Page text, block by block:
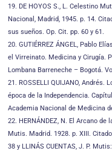
19. DE HOYOS S., L. Celestino
Nacional, Madrid, 1945. p. 14.
sus sueños. Op. Cit. pp. 60 y 61.
20. GUTIÉRREZ ÁNGEL, Pablo
el Virreinato. Medicina y Cirugía.
Lombana Barreneche – Bogotá.
21. ROSSELLI QUIJANO,
época de la Independencia.
Academia Nacional de Medicina
22. HERNÁNDEZ, N. El Arcano
Mutis. Madrid. 1928. p. XIII.
38 y LLINÁS CUENTAS, J. P.